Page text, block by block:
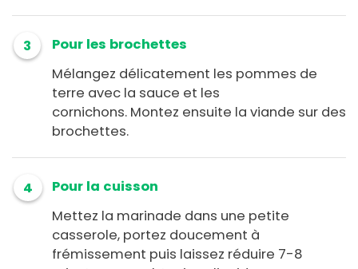
3
Pour les brochettes
Mélangez délicatement les pommes de
terre avec la sauce et les
cornichons. Montez ensuite la viande sur des
brochettes.
4
Pour la cuisson
Mettez la marinade dans une petite
casserole, portez doucement à
frémissement puis laissez réduire 7-8